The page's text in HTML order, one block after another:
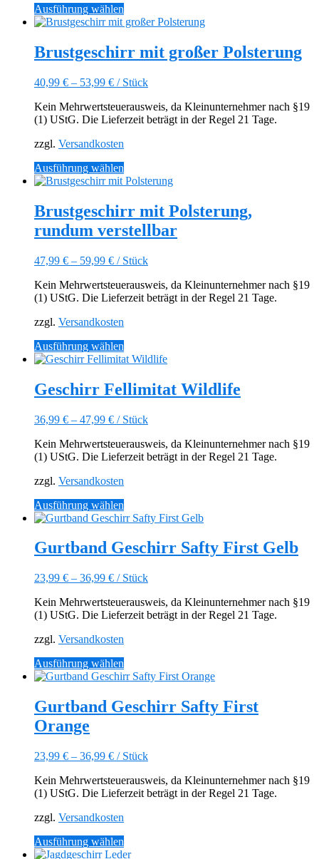
Ausführung wählen
Produkt
mehrere
Varianten
Die
können
auf
Produktseite
gewählt
werden
Brustgeschirr mit großer Polsterung
40,99 € – 53,99 € / Stück
Kein Mehrwertsteuerausweis, da Kleinunternehmer nach §19
(1) UStG. Die Lieferzeit beträgt in der Regel 21 Tage.
zzgl. Versandkosten
Ausführung wählen
Produkt
mehrere
Varianten
auf.
Optionen
können
auf
der
Brustgeschirr mit Polsterung,
rundum verstellbar
47,99 € – 59,99 € / Stück
Kein Mehrwertsteuerausweis, da Kleinunternehmer nach §19
(1) UStG. Die Lieferzeit beträgt in der Regel 21 Tage.
zzgl. Versandkosten
Ausführung wählen
Produkt
mehrere
Varianten
Die
können
auf
Produktseite
gewählt
werden
Geschirr Fellimitat Wildlife
36,99 € – 47,99 € / Stück
Kein Mehrwertsteuerausweis, da Kleinunternehmer nach §19
(1) UStG. Die Lieferzeit beträgt in der Regel 21 Tage.
zzgl. Versandkosten
Ausführung wählen
Produkt
mehrere
Varianten
Die
können
auf
Produktseite
gewählt
werden
Gurtband Geschirr Safty First Gelb
23,99 € – 36,99 € / Stück
Kein Mehrwertsteuerausweis, da Kleinunternehmer nach §19
(1) UStG. Die Lieferzeit beträgt in der Regel 21 Tage.
zzgl. Versandkosten
Ausführung wählen
Produkt
mehrere
Varianten
Optionen
können
auf
der
Gurtband Geschirr Safty First
Orange
23,99 € – 36,99 € / Stück
Kein Mehrwertsteuerausweis, da Kleinunternehmer nach §19
(1) UStG. Die Lieferzeit beträgt in der Regel 21 Tage.
zzgl. Versandkosten
Ausführung wählen
Produkt